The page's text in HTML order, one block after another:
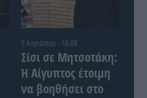
5 Αυγούστου - 16:08
Σίσι σε Μητσοτάκη:
Η Αίγυπτος έτοιμη
να βοηθήσει στο